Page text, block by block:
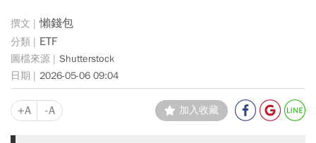
懶錢包
ETF
Shutterstock
2026-05-06 09:04
+A -A 加入收藏